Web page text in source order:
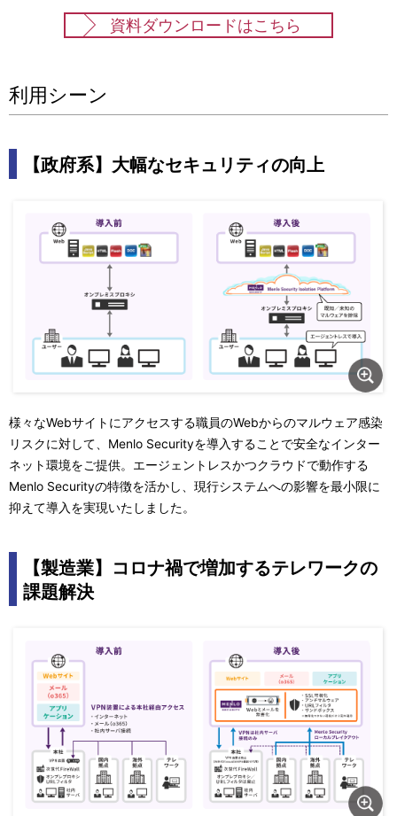
資料ダウンロードはこちら
利用シーン
【政府系】大幅なセキュリティの向上
様々なWebサイトにアクセスする職員のWebからのマルウェア感染
リスクに対して、Menlo Securityを導入することで安全なインター
ネット環境をご提供。エージェントレスかつクラウドで動作する
Menlo Securityの特徴を活かし、現行システムへの影響を最小限に
抑えて導入を実現いたしました。
【製造業】コロナ禍で増加するテレワークの
課題解決